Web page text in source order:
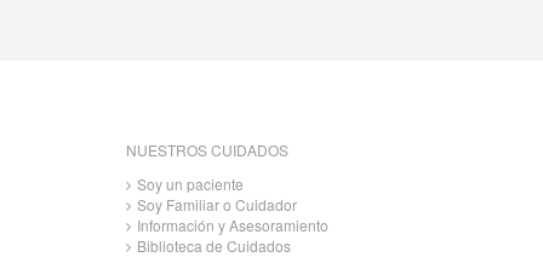
NUESTROS CUIDADOS
Soy un paciente
Soy Familiar o Cuidador
Información y Asesoramiento
Biblioteca de Cuidados